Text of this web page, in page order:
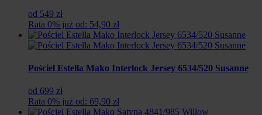
od 549 zł
Rata 0% już od: 54,90 zł
Pościel Estella Mako Interlock Jersey 6534/520 Susanne
od 699 zł
Rata 0% już od: 69,90 zł